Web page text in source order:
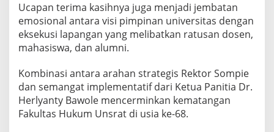
Ucapan terima kasihnya juga menjadi jembatan
emosional antara visi pimpinan universitas dengan
eksekusi lapangan yang melibatkan ratusan dosen,
mahasiswa, dan alumni.
Kombinasi antara arahan strategis Rektor Sompie
dan semangat implementatif dari Ketua Panitia Dr.
Herlyanty Bawole mencerminkan kematangan
Fakultas Hukum Unsrat di usia ke-68.